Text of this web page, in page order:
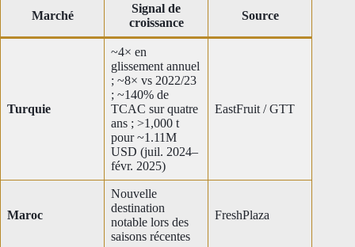
Marché
Signal de
croissance
Source
Turquie
~4× en
glissement annuel
; ~8× vs 2022/23
; ~140% de
TCAC sur quatre
ans ; >1,000 t
pour ~1.11M
USD (juil. 2024–
févr. 2025)
EastFruit / GTT
Maroc
Nouvelle
destination
notable lors des
saisons récentes
FreshPlaza